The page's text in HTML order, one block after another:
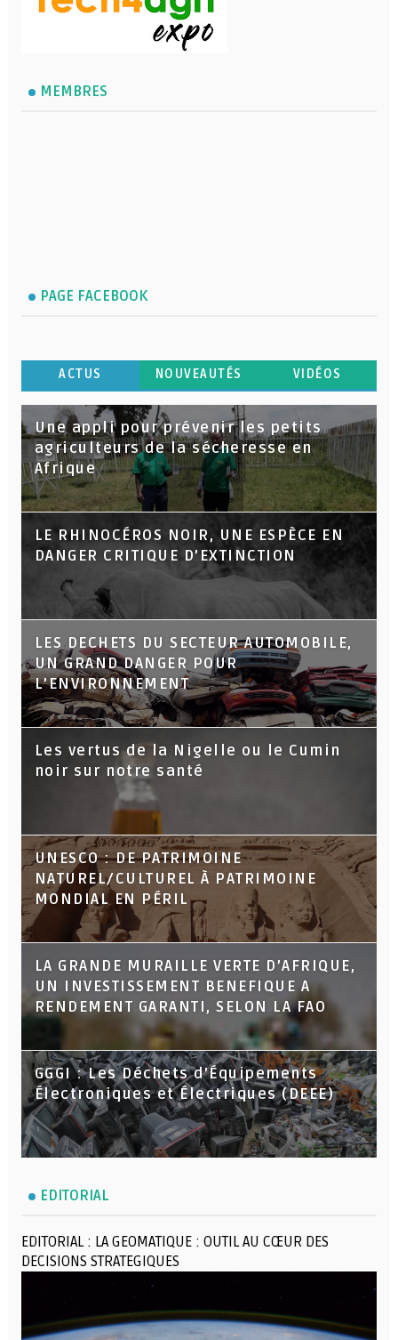
MEMBRES
PAGE FACEBOOK
ACTUS NOUVEAUTÉS VIDÉOS
Une appli pour prévenir les petits
agriculteurs de la sécheresse en
Afrique
LE RHINOCÉROS NOIR, UNE ESPÈCE EN
DANGER CRITIQUE D’EXTINCTION
LES DECHETS DU SECTEUR AUTOMOBILE,
UN GRAND DANGER POUR
L’ENVIRONNEMENT
Les vertus de la Nigelle ou le Cumin
noir sur notre santé
UNESCO : DE PATRIMOINE
NATUREL/CULTUREL À PATRIMOINE
MONDIAL EN PÉRIL
LA GRANDE MURAILLE VERTE D’AFRIQUE,
UN INVESTISSEMENT BENEFIQUE A
RENDEMENT GARANTI, SELON LA FAO
GGGI : Les Déchets d’Équipements
Électroniques et Électriques (DEEE)
EDITORIAL
EDITORIAL : LA GEOMATIQUE : OUTIL AU CŒUR DES
DECISIONS STRATEGIQUES